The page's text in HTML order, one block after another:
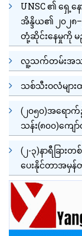
UNSC ၏ ရှေ့
အိန္ဒိယ၏ ၂၀၂၈
တုံ့ဆိုင်းနေမှုကို မ
လူ့သက်တမ်းအသက်
သစ်သီးဝလံများ
(၂၀၅၀)အရော
သန်း(၈၀၀)ကျေ
(၂-၃)နာရီခြား
ပေးနိုင်တာအမှ